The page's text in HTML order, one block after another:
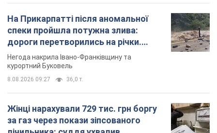
На Прикарпатті після аномальної
спеки пройшла потужна злива:
дороги перетворились на річки.
Відео
Негода накрила Івано-Франківщину та
курортний Буковель
8.08.2026 09:27 36,0 т.
Жінці нарахували 729 тис. грн боргу
за газ через покази зіпсованого